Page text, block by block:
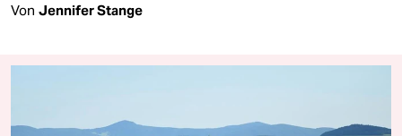
Von Jennifer Stange